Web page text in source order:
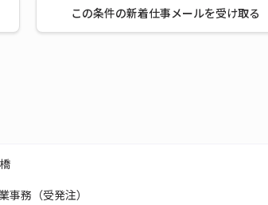
この条件の新着仕事メールを受け取る
務（受発注）